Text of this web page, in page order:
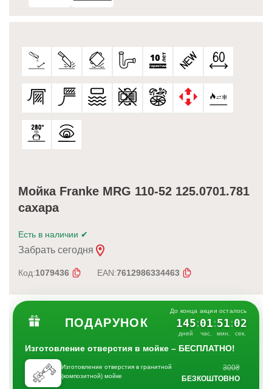
Мойка Franke MRG 110-52 125.0701.781
сахара
Есть в наличии ✔
Забрать сегодня
Код:1079436 EAN:7612986334463
ПОДАРУНОК
До конца акции осталось
145
дней
:01
час.
:51
мин.
:01
сек.
Изготовление отверстия в мойке – БЕСПЛАТНО!
Изготовление отверстия в гранитной
(композитной) мойке
300₴
БЕЗКОШТОВНО